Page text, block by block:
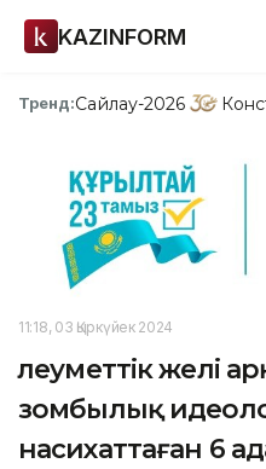
KAZINFORM
Тренд:Сайлау-2026
11:18, 03 Қыркүйек 2024
Әлеуметтік желі
зомбылық
насихаттаған 6